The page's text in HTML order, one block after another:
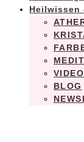
Heilwissen
BLOG